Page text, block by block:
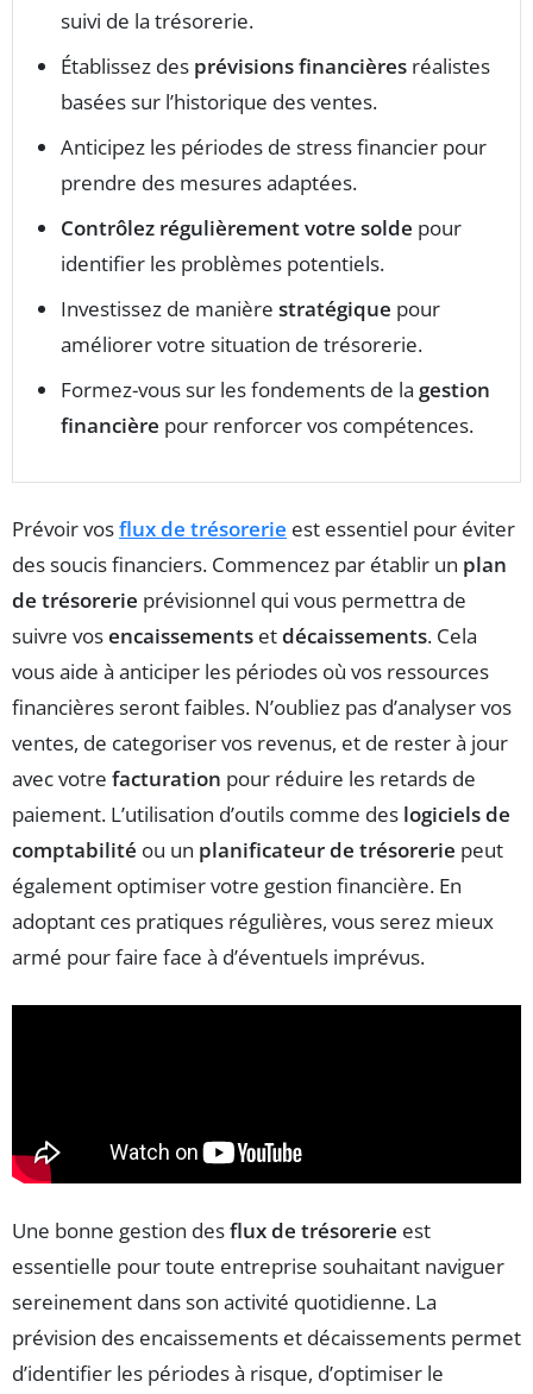
suivi de la trésorerie.
Établissez des prévisions financières réalistes
basées sur l’historique des ventes.
Anticipez les périodes de stress financier pour
prendre des mesures adaptées.
Contrôlez régulièrement votre solde pour
identifier les problèmes potentiels.
Investissez de manière stratégique pour
améliorer votre situation de trésorerie.
Formez-vous sur les fondements de la gestion
financière pour renforcer vos compétences.
Prévoir vosflux de trésorerie est essentiel pour éviter
des soucis financiers. Commencez par établir un plan
de trésorerie prévisionnel qui vous permettra de
suivre vosencaissements etdécaissements. Cela
vous aide à anticiper les périodes où vos ressources
financières seront faibles. N’oubliez pas d’analyser vos
ventes, de categoriser vos revenus, et de rester à jour
avec votre facturation pour réduire les retards de
paiement. L’utilisation d’outils comme des logiciels de
comptabilité ou un planificateur de trésorerie peut
également optimiser votre gestion financière. En
adoptant ces pratiques régulières, vous serez mieux
armé pour faire face à d’éventuels imprévus.
Une bonne gestion desflux de trésorerie est
essentielle pour toute entreprise souhaitant naviguer
sereinement dans son activité quotidienne. La
prévision des encaissements et décaissements permet
d’identifier les périodes à risque, d’optimiser le